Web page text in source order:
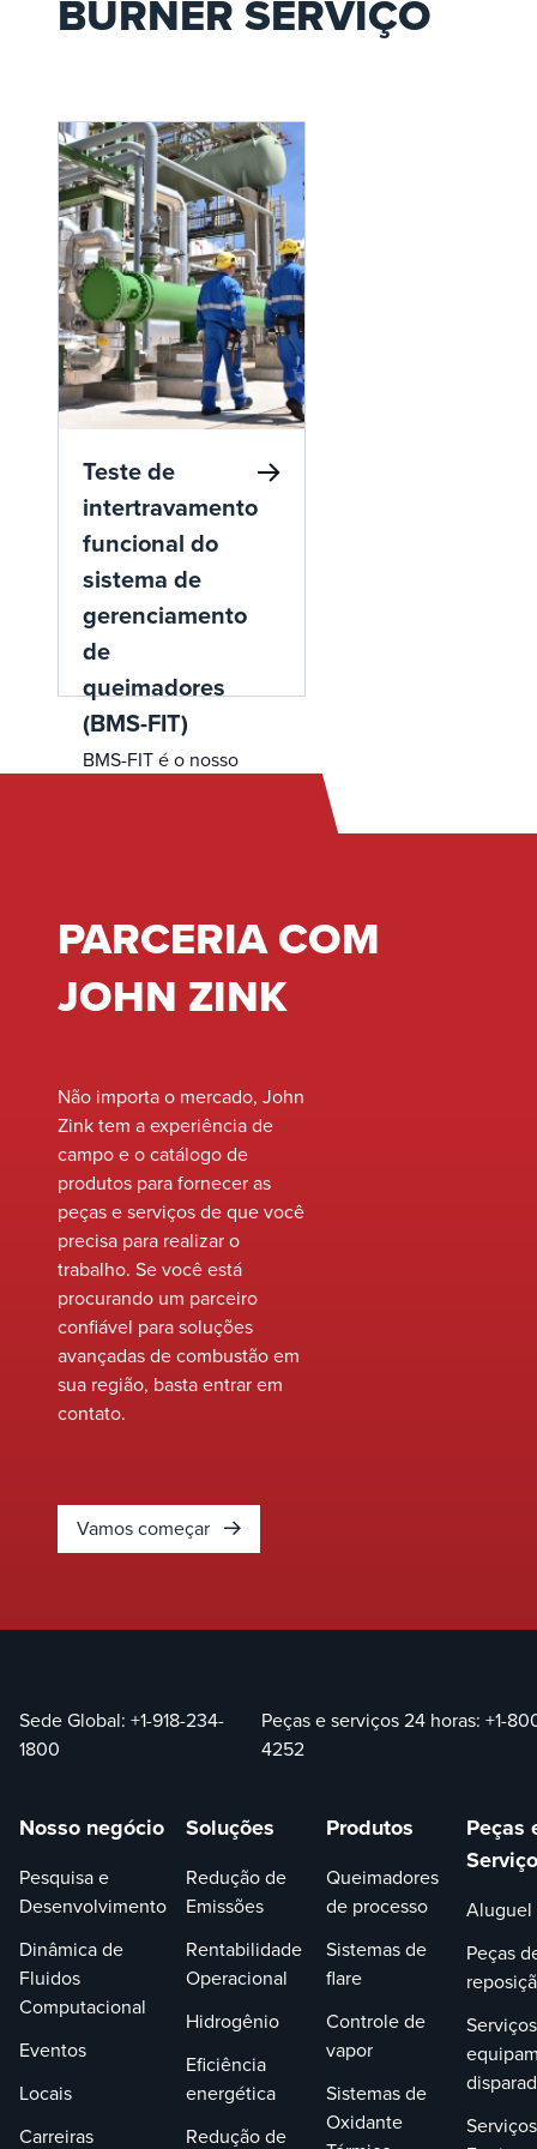
BURNER SERVIÇO
Teste de
intertravamento
funcional do
sistema de
gerenciamento
de
queimadores
(BMS-FIT)
BMS-FIT é o nosso
segurança de
equipamentos
disparados. Nosso
serviço BMS-FIT
funcione corretamente,
protegendo seu
equipamento
desligando o
equipamento
queimado se as
condições estiverem
fora dos parâmetros
predefinidos.
PARCERIA COM
JOHN ZINK
Não importa o mercado, John
Zink tem a experiência de
campo e o catálogo de
produtos para fornecer as
peças e serviços de que você
precisa para realizar o
trabalho. Se você está
procurando um parceiro
confiável para soluções
avançadas de combustão em
sua região, basta entrar em
contato.
Vamos começar
Sede Global: +1-918-234-
1800
Peças e serviços 24 horas:+1-
4252
Nosso negócio
Pesquisa e
Desenvolvimento
Dinâmica de
Fluidos
Computacional
Eventos
Locais
Carreiras
Soluções
Redução de
Emissões
Rentabilidade
Operacional
Hidrogênio
Eficiência
energética
Redução de
Produtos
Queimadores
de processo
Sistemas de
flare
Controle de
vapor
Sistemas de
Oxidante
Peças
Aluguel
Peças